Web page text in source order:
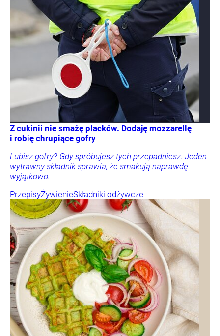
Z cukinii nie smażę placków. Dodaję mozzarellę
i robię chrupiące gofry
Lubisz gofry? Gdy spróbujesz tych przepadniesz. Jeden
wytrawny składnik sprawia, że smakują naprawdę
wyjątkowo.
PrzepisyŻywienieSkładniki odżywcze